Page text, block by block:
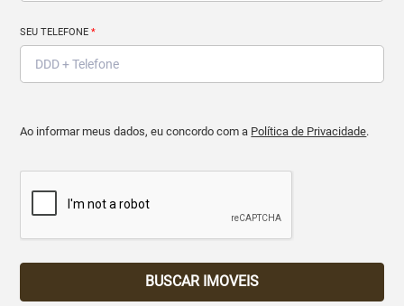
SEU TELEFONE*
Ao informar meus dados, eu concordo com a Política de Privacidade.
BUSCAR IMOVEIS